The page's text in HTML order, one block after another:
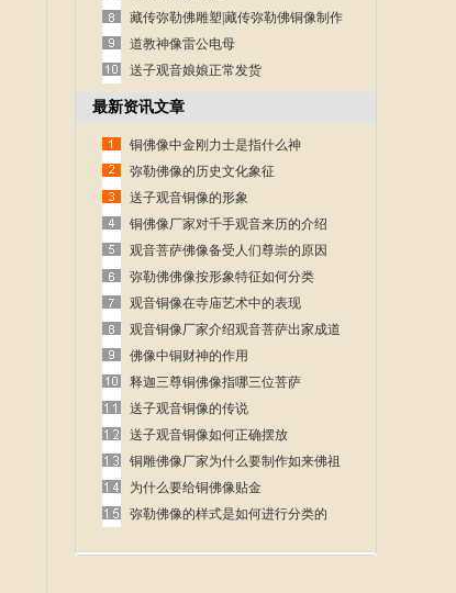
藏传弥勒佛雕塑|藏传弥勒佛铜像制作
道教神像雷公电母
送子观音娘娘正常发货
最新资讯文章
铜佛像中金刚力士是指什么神
弥勒佛像的历史文化象征
送子观音铜像的形象
铜佛像厂家对千手观音来历的介绍
观音菩萨佛像备受人们尊崇的原因
弥勒佛佛像按形象特征如何分类
观音铜像在寺庙艺术中的表现
观音铜像厂家介绍观音菩萨出家成道
的故事
佛像中铜财神的作用
释迦三尊铜佛像指哪三位菩萨
送子观音铜像的传说
送子观音铜像如何正确摆放
铜雕佛像厂家为什么要制作如来佛祖
呢
为什么要给铜佛像贴金
弥勒佛像的样式是如何进行分类的